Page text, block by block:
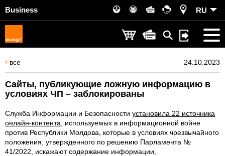
Business RU
все 24.10.2023
Сайты, публикующие ложную информацию в
условиях ЧП – заблокированы
Служба Информации и Безопасности установила 22 источника
онлайн-контента , используемых в информационной войне
против Республики Молдова, которые в условиях чрезвычайного
положения, утвержденного по решению Парламента №
41/2022, искажают содержание информации,